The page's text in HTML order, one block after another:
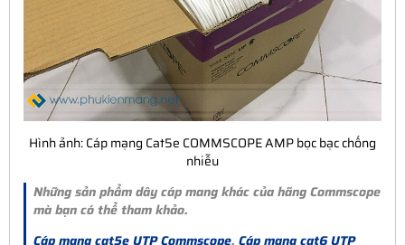
Hình ảnh: Cáp mạng Cat5e COMMSCOPE AMP bọc bạc chống
nhiễu
Những sản phẩm dây cáp mang khác của hãng Commscope
mà bạn có thể tham khảo.
Cáp mạng cat5e UTP Commscope, Cáp mạng cat6 UTP